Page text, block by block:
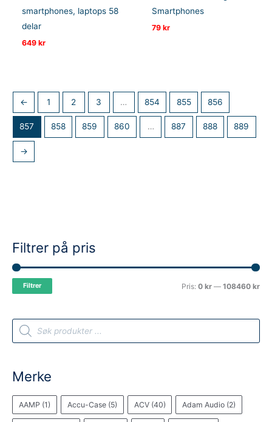
Filtrer på pris
M
n
M
k
Filtrer Pris: 0 kr — 108460 kr
P
d
t
s
s
c
Merke
AAMP (1) Accu-Case (5) ACV (40) Adam Audio (2)
smartphones, laptops 58
delar
649kr
Smartphones
79kr
← 1 2 3 … 854 855 856
857 858 859 860 … 887 888 889
→